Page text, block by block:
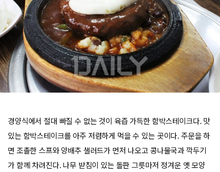
경양식에서 절대 빠질 수 없는 것이 육즙 가득한 함박스테이크다. 맛
있는 함박스테이크를 아주 저렴하게 먹을 수 있는 곳이다. 주문을 하
면 조촐한 스프와 양배추 샐러드가 먼저 나오고 콩나물국과 깍두기
가 함께 차려진다. 나무 받침이 있는 돌판 그릇마저 정겨운 옛 모양